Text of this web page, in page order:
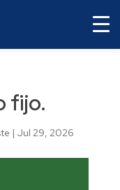
fijo.
| Jul 29, 2026